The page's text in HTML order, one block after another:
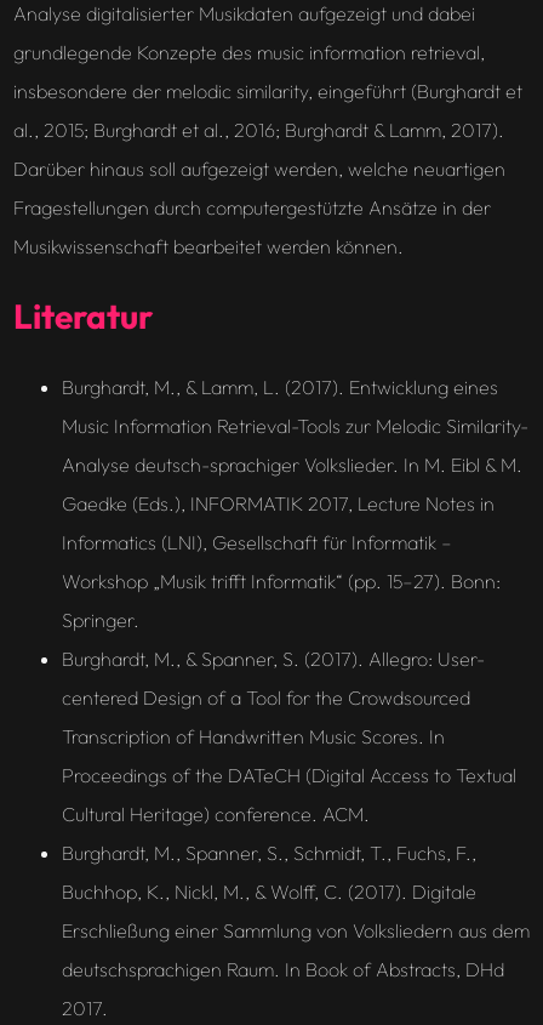
Analyse digitalisierter Musikdaten aufgezeigt und dabei
grundlegende Konzepte des music information retrieval,
insbesondere der melodic similarity, eingeführt (Burghardt et
al., 2015; Burghardt et al., 2016; Burghardt & Lamm, 2017).
Darüber hinaus soll aufgezeigt werden, welche neuartigen
Fragestellungen durch computergestützte Ansätze in der
Musikwissenschaft bearbeitet werden können.
Literatur
Burghardt, M., & Lamm, L. (2017). Entwicklung eines
Music Information Retrieval-Tools zur Melodic Similarity-
Analyse deutsch-sprachiger Volkslieder. In M. Eibl & M.
Gaedke (Eds.), INFORMATIK 2017, Lecture Notes in
Informatics (LNI), Gesellschaft für Informatik –
Workshop „Musik trifft Informatik“ (pp. 15–27). Bonn:
Springer.
Burghardt, M., & Spanner, S. (2017). Allegro: User-
centered Design of a Tool for the Crowdsourced
Transcription of Handwritten Music Scores. In
Proceedings of the DATeCH (Digital Access to Textual
Cultural Heritage) conference. ACM.
Burghardt, M., Spanner, S., Schmidt, T., Fuchs, F.,
Buchhop, K., Nickl, M., & Wolff, C. (2017). Digitale
Erschließung einer Sammlung von Volksliedern aus dem
deutschsprachigen Raum. In Book of Abstracts, DHd
2017.